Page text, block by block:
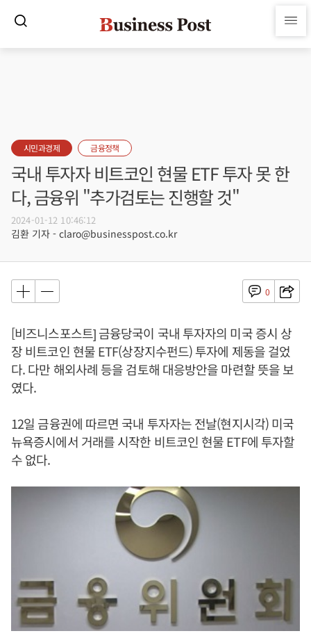
시민과경제 금융정책
국내 투자자 비트코인 현물 ETF 투자 못 한
다, 금융위 "추가검토는 진행할 것"
2024-01-12 10:46:12
김환 기자 - claro@businesspost.co.kr
0
[비즈니스포스트] 금융당국이 국내 투자자의 미국 증시 상
장 비트코인 현물 ETF(상장지수펀드) 투자에 제동을 걸었
다. 다만 해외사례 등을 검토해 대응방안을 마련할 뜻을 보
였다.
12일 금융권에 따르면 국내 투자자는 전날(현지시각) 미국
뉴욕증시에서 거래를 시작한 비트코인 현물 ETF에 투자할
수 없다.